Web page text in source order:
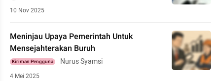
10 Nov 2025
Meninjau Upaya Pemerintah Untuk
Mensejahterakan Buruh
Kiriman Pengguna Nurus Syamsi
4 Mei 2025